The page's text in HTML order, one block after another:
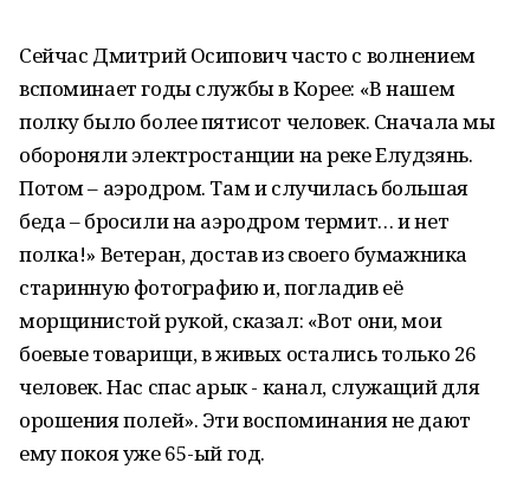
Сейчас Дмитрий Осипович часто с волнением
вспоминает годы службы в Корее: «В нашем
полку было более пятисот человек. Сначала мы
обороняли электростанции на реке Елудзянь.
Потом – аэродром. Там и случилась большая
беда – бросили на аэродром термит… и нет
полка!» Ветеран, достав из своего бумажника
старинную фотографию и, погладив её
морщинистой рукой, сказал: «Вот они, мои
боевые товарищи, в живых остались только 26
человек. Нас спас арык - канал, служащий для
орошения полей». Эти воспоминания не дают
ему покоя уже 65-ый год.